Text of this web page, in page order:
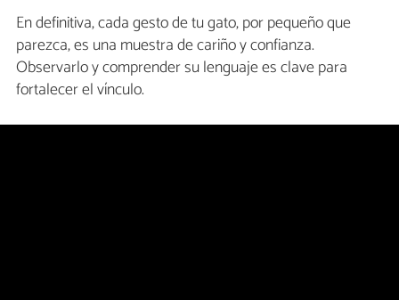
En definitiva, cada gesto de tu gato, por pequeño que
parezca, es una muestra de cariño y confianza.
Observarlo y comprender su lenguaje es clave para
fortalecer el vínculo.